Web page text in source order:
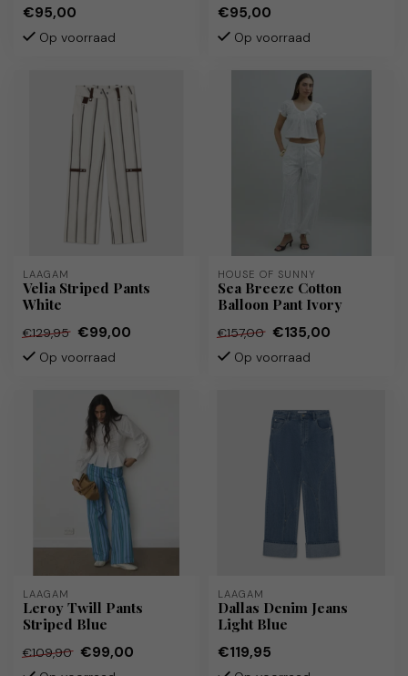
€95,00
Op voorraad
€95,00
Op voorraad
LAAGAM
Velia Striped Pants
White
€129,95 €99,00
Op voorraad
HOUSE OF SUNNY
Sea Breeze Cotton
Balloon Pant Ivory
€157,00 €135,00
Op voorraad
LAAGAM
Leroy Twill Pants
Striped Blue
€109,90 €99,00
LAAGAM
Dallas Denim Jeans
Light Blue
€119,95